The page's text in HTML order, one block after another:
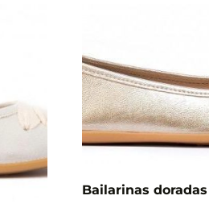
Bailarinas